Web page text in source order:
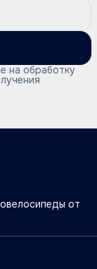
на обработку
от